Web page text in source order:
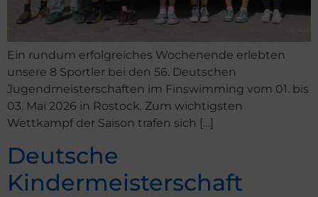
Ein rundum erfolgreiches Wochenende erlebten
unsere 8 Sportler bei den 56. Deutschen
Jugendmeisterschaften im Finswimming vom 01. bis
03. Mai 2026 in Rostock. Zum wichtigsten
Wettkampf der Saison trafen sich […]
Deutsche
Kindermeisterschaft